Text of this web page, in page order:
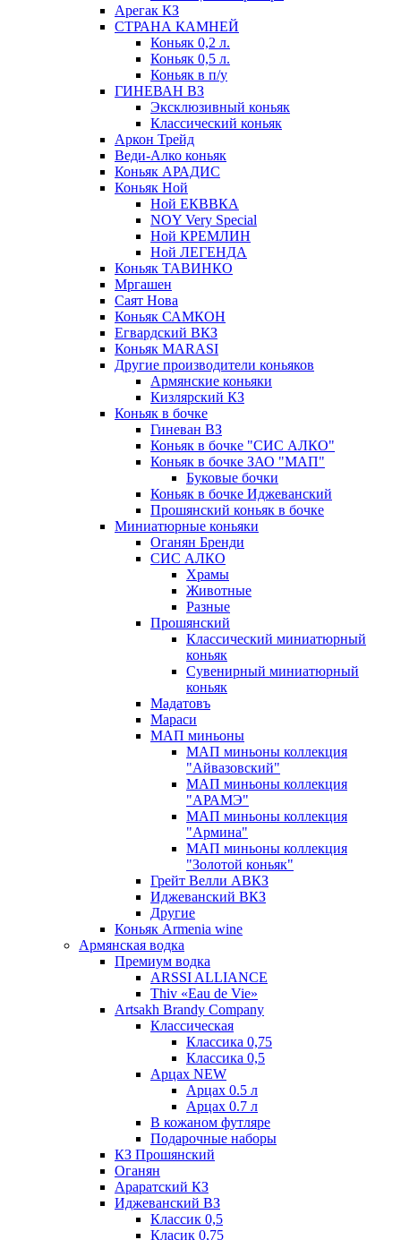
Арегак КЗ
СТРАНА КАМНЕЙ
Коньяк 0,2 л.
Коньяк 0,5 л.
Коньяк в п/у
ГИНЕВАН ВЗ
Эксклюзивный коньяк
Классический коньяк
Аркон Трейд
Веди-Алко коньяк
Коньяк АРАДИС
Коньяк Ной
Ной ЕКВВКА
NOY Very Special
Ной КРЕМЛИН
Ной ЛЕГЕНДА
Коньяк ТАВИНКО
Мргашен
Саят Нова
Коньяк САМКОН
Егвардский ВКЗ
Коньяк MARASI
Другие производители коньяков
Армянские коньяки
Кизлярский КЗ
Коньяк в бочке
Гиневан ВЗ
Коньяк в бочке "СИС АЛКО"
Коньяк в бочке ЗАО "МАП"
Буковые бочки
Коньяк в бочке Иджеванский
Прошянский коньяк в бочке
Миниатюрные коньяки
Оганян Бренди
СИС АЛКО
Храмы
Животные
Разные
Прошянский
Классический миниатюрный
коньяк
Сувенирный миниатюрный
коньяк
Мадатовъ
Мараси
МАП миньоны
МАП миньоны коллекция
"Айвазовский"
МАП миньоны коллекция
"АРАМЭ"
МАП миньоны коллекция
"Армина"
МАП миньоны коллекция
"Золотой коньяк"
Грейт Велли АВКЗ
Иджеванский ВКЗ
Другие
Коньяк Armenia wine
Армянская водка
Премиум водка
ARSSI ALLIANCE
Thiv «Eau de Vie»
Artsakh Brandy Company
Классическая
Классика 0,75
Классика 0,5
Арцах NEW
Арцах 0.5 л
Арцах 0.7 л
В кожаном футляре
Подарочные наборы
КЗ Прошянский
Оганян
Араратский КЗ
Иджеванский ВЗ
Классик 0,5
Класик 0,75